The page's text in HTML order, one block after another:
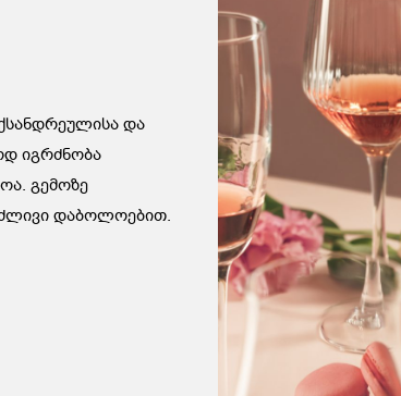
და
იგრძნობა
გემოზე
დაბოლოებით.